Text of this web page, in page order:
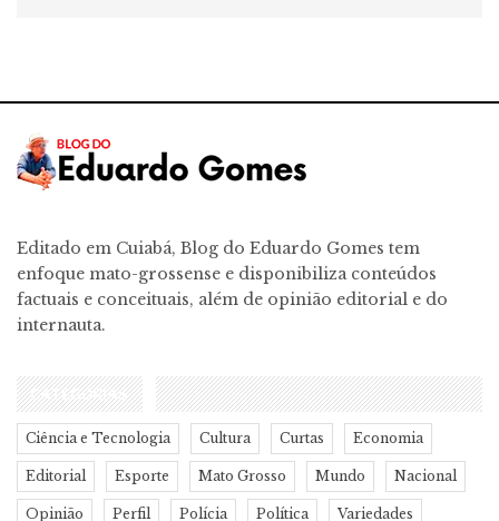
Editado em Cuiabá, Blog do Eduardo Gomes tem
enfoque mato-grossense e disponibiliza conteúdos
factuais e conceituais, além de opinião editorial e do
internauta.
CATEGORIAS
Ciência e Tecnologia Cultura Curtas Economia
Editorial Esporte Mato Grosso Mundo Nacional
Opinião Perfil Polícia Política Variedades